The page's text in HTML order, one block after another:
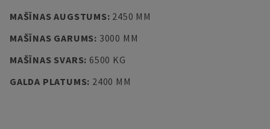
MAŠĪNAS AUGSTUMS: 2450 MM
MAŠĪNAS GARUMS: 3000 MM
MAŠĪNAS SVARS: 6500 KG
GALDA PLATUMS: 2400 MM